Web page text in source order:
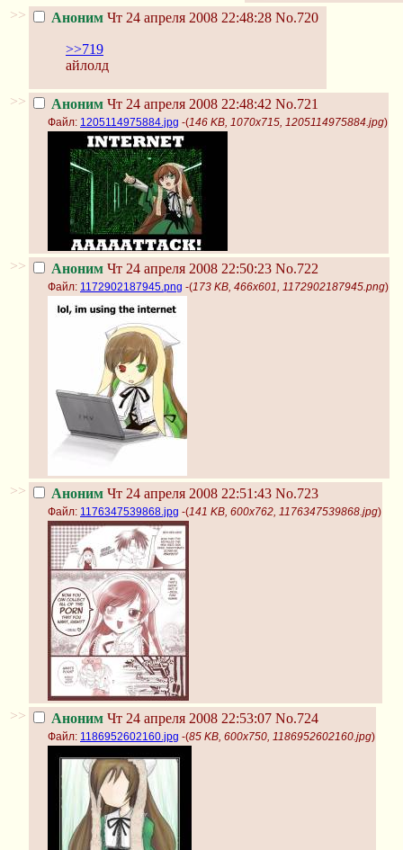
>> Аноним Чт 24 апреля 2008 22:48:28 No.720
>>719
айлолд
>> Аноним Чт 24 апреля 2008 22:48:42 No.721
Файл: 1205114975884.jpg -(146 KB, 1070x715, 1205114975884.jpg)
>> Аноним Чт 24 апреля 2008 22:50:23 No.722
Файл: 1172902187945.png -(173 KB, 466x601, 1172902187945.png)
>> Аноним Чт 24 апреля 2008 22:51:43 No.723
Файл: 1176347539868.jpg -(141 KB, 600x762, 1176347539868.jpg)
>> Аноним Чт 24 апреля 2008 22:53:07 No.724
Файл: 1186952602160.jpg -(85 KB, 600x750, 1186952602160.jpg)